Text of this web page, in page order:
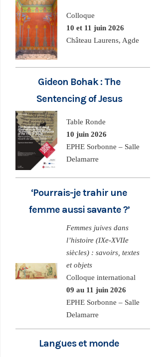
Colloque
10 et 11 juin 2026
Château Laurens, Agde
Gideon Bohak : The
Sentencing of Jesus
Table Ronde
10 juin 2026
EPHE Sorbonne – Salle
Delamarre
‘Pourrais-je trahir une
femme aussi savante ?’
Femmes juives dans
l’histoire (IXe-XVIIe
siècles) : savoirs, textes
et objets
Colloque international
09 au 11 juin 2026
EPHE Sorbonne – Salle
Delamarre
Langues et monde